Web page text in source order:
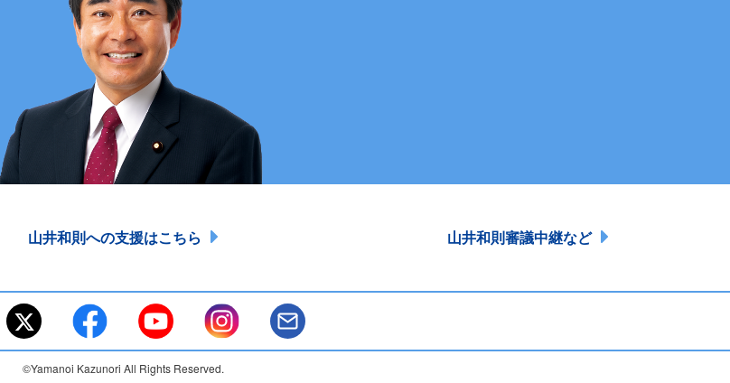
山井和則への支援はこちら 山井和則審議中継など
©Yamanoi Kazunori All Rights Reserved.